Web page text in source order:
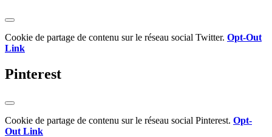
Cookie de partage de contenu sur le réseau social Twitter. Opt-Out
Link
Pinterest
Cookie de partage de contenu sur le réseau social Pinterest. Opt-
Out Link